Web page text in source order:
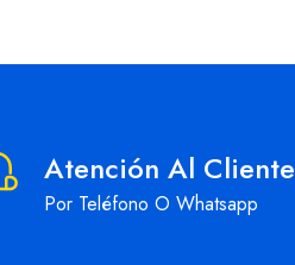
Atención Al Cliente
Por Teléfono O Whatsapp